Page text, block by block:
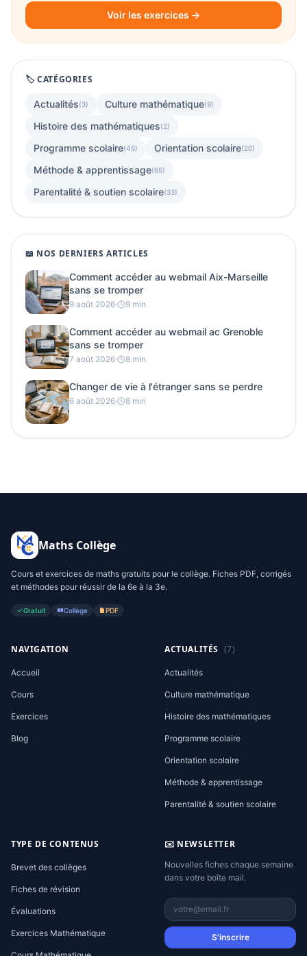
Voir les exercices →
🏷️ CATÉGORIES
Actualités(3) Culture mathématique(9)
Histoire des mathématiques(2)
Programme scolaire(45) Orientation scolaire(20)
Méthode & apprentissage(65)
Parentalité & soutien scolaire(33)
📖 NOS DERNIERS ARTICLES
Comment accéder au webmail Aix-Marseille
sans se tromper
9 août 2026· 9 min
Comment accéder au webmail ac Grenoble
sans se tromper
7 août 2026· 8 min
Changer de vie à l'étranger sans se perdre
6 août 2026· 8 min
Maths Collège
Cours et exercices de maths gratuits pour le collège. Fiches PDF, corrigés
et méthodes pour réussir de la 6e à la 3e.
Gratuit Collège PDF
NAVIGATION
Accueil
Cours
Exercices
Blog
ACTUALITÉS (7)
Actualités
Culture mathématique
Histoire des mathématiques
Programme scolaire
Orientation scolaire
Méthode & apprentissage
Parentalité & soutien scolaire
TYPE DE CONTENUS
Brevet des collèges
Fiches de révision
Évaluations
Exercices Mathématique
✉️ NEWSLETTER
Nouvelles fiches chaque semaine
dans votre boîte mail.
S'inscrire